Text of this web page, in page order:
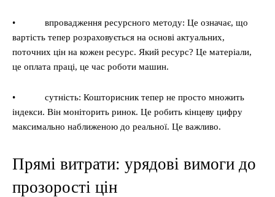
• впровадження ресурсного методу: Це означає, що
вартість тепер розраховується на основі актуальних,
поточних цін на кожен ресурс. Який ресурс? Це матеріали,
це оплата праці, це час роботи машин.
• сутність: Кошторисник тепер не просто множить
індекси. Він моніторить ринок. Це робить кінцеву цифру
максимально наближеною до реальної. Це важливо.
Прямі витрати: урядові вимоги до
прозорості цін